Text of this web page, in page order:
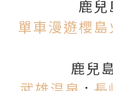
鹿
單車漫遊櫻
鹿兒